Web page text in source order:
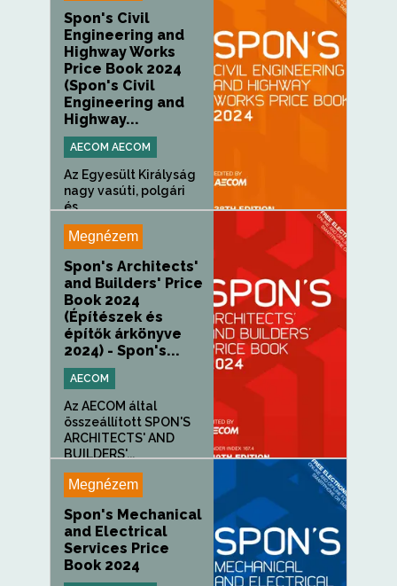
Spon's Civil
Engineering and
Highway Works
Price Book 2024
(Spon's Civil
Engineering and
Highway...
AECOM AECOM
Az Egyesült Királyság
nagy vasúti, polgári
és...
Megnézem
Spon's Architects'
and Builders' Price
Book 2024
(Építészek és
építők árkönyve
2024) - Spon's...
AECOM
Az AECOM által
összeállított SPON'S
ARCHITECTS' AND
BUILDERS'...
Megnézem
Spon's Mechanical
and Electrical
Services Price
Book 2024